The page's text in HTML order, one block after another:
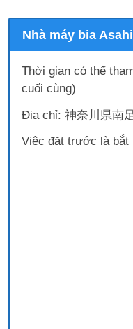
Nhà máy bia
Thời gian có thể
cuối cùng)
Địa chỉ: 神奈川県南
Việc đặt trước là bắt